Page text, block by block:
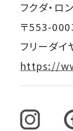
フクダ・ロ
〒553-
フリーダイ
https://